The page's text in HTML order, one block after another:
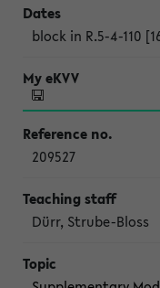
block in R.5-4-110
209527
Dürr, Strube-Bloss